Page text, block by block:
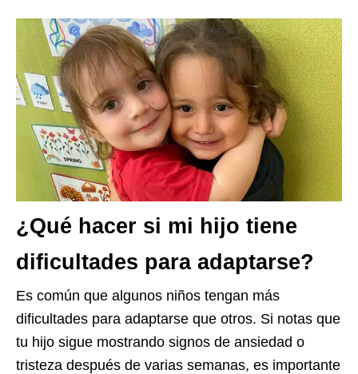
¿Qué hacer si mi hijo tiene
dificultades para adaptarse?
Es común que algunos niños tengan más
dificultades para adaptarse que otros. Si notas que
tu hijo sigue mostrando signos de ansiedad o
tristeza después de varias semanas, es importante